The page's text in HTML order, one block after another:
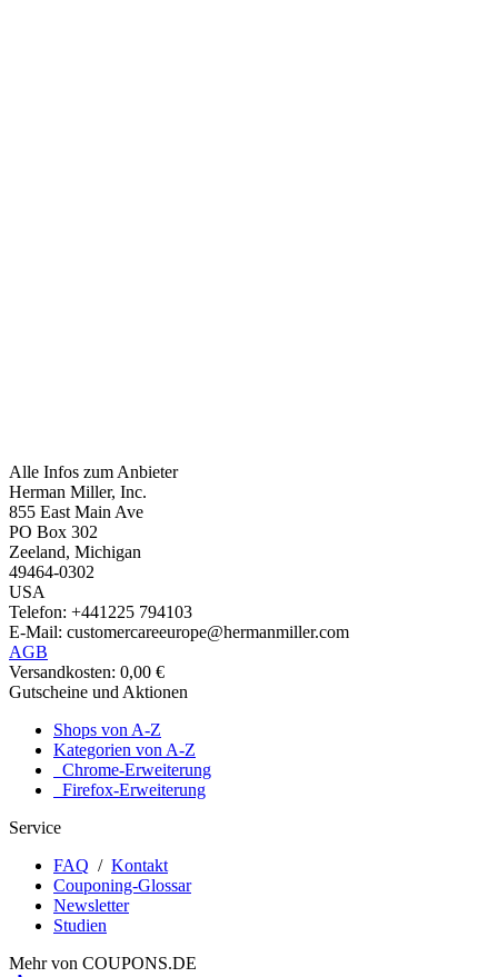
Alle Infos zum Anbieter
Herman Miller, Inc.
855 East Main Ave
PO Box 302
Zeeland, Michigan
49464-0302
USA
Telefon: +441225 794103
E-Mail: customercareeurope@hermanmiller.com
AGB
Versandkosten: 0,00 €
Gutscheine und Aktionen
Shops von A-Z
Kategorien von A-Z
Chrome-Erweiterung
Firefox-Erweiterung
Service
FAQ / Kontakt
Couponing-Glossar
Newsletter
Studien
Mehr von COUPONS.DE